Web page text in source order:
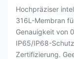
Hochpräziser
316L-Membran
Genauigkeit von
IP65/IP68-
Zertifizierung.